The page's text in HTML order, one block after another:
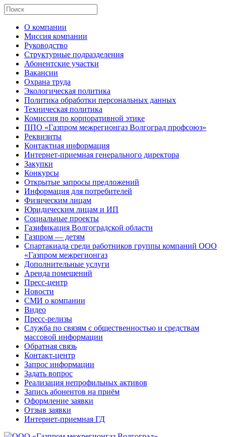
О компании
Миссия компании
Руководство
Структурные подразделения
Абонентские участки
Вакансии
Охрана труда
Экологическая политика
Политика обработки персональных данных
Техническая политика
Комиссия по корпоративной этике
ППО «Газпром межрегионгаз Волгоград профсоюз»
Реквизиты
Контактная информация
Интернет-приемная генерального директора
Закупки
Конкурсы
Открытые запросы предложений
Информация для потребителей
Физическим лицам
Юридическим лицам и ИП
Социальные проекты
Газификация Волгоградской области
Газпром — детям
Спартакиада среди работников группы компаний ООО
«Газпром межрегионгаз
Дополнительные услуги
Аренда помещений
Пресс-центр
Новости
СМИ о компании
Видео
Пресс-релизы
Служба по связям с общественностью и средствам
массовой информации
Обратная связь
Контакт-центр
Запрос информации
Задать вопрос
Реализация непрофильных активов
Запись абонентов на приём
Оформление заявки
Отзыв заявки
Интернет-приемная ГД